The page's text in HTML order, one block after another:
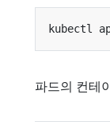
파드의 컨테